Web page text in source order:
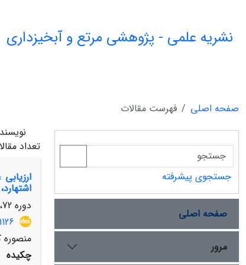
نشریه علمی - پژوهشی مرتع و آبخیزداری
صفحه اصلی
فهرست مقالات
تعداد
دوره 72، شماره 4، زمستان 1398، صفحه
منصوره
چکیده
جستجوی پیشرفته
صفحه اصلی
مرور